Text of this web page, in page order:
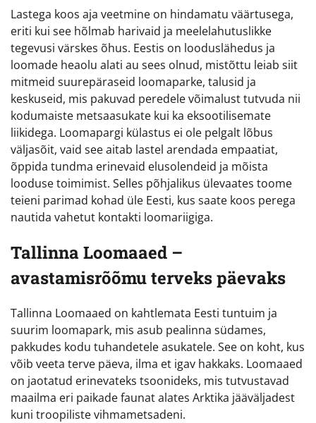
Lastega koos aja veetmine on hindamatu väärtusega,
eriti kui see hõlmab harivaid ja meelelahutuslikke
tegevusi värskes õhus. Eestis on looduslähedus ja
loomade heaolu alati au sees olnud, mistõttu leiab siit
mitmeid suurepäraseid loomaparke, talusid ja
keskuseid, mis pakuvad peredele võimalust tutvuda nii
kodumaiste metsaasukate kui ka eksootilisemate
liikidega. Loomapargi külastus ei ole pelgalt lõbus
väljasõit, vaid see aitab lastel arendada empaatiat,
õppida tundma erinevaid elusolendeid ja mõista
looduse toimimist. Selles põhjalikus ülevaates toome
teieni parimad kohad üle Eesti, kus saate koos perega
nautida vahetut kontakti loomariigiga.
Tallinna Loomaaed –
avastamisrõõmu terveks päevaks
Tallinna Loomaaed on kahtlemata Eesti tuntuim ja
suurim loomapark, mis asub pealinna südames,
pakkudes kodu tuhandetele asukatele. See on koht, kus
võib veeta terve päeva, ilma et igav hakkaks. Loomaaed
on jaotatud erinevateks tsoonideks, mis tutvustavad
maailma eri paikade faunat alates Arktika jääväljadest
kuni troopiliste vihmametsadeni.